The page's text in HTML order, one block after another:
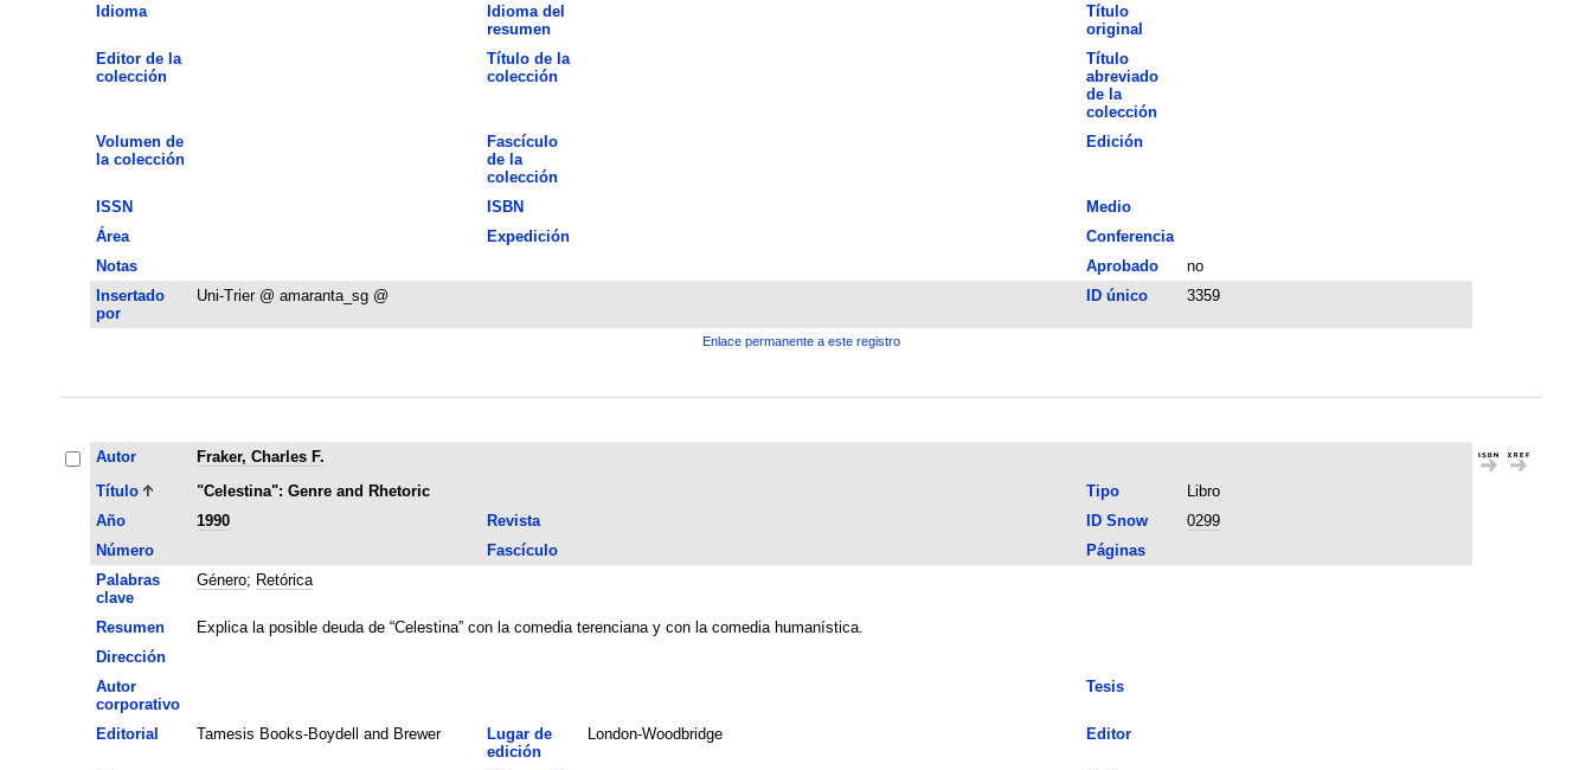
Idioma
Idioma del
resumen
Título
original
Editor de la
colección
Título de la
colección
Título
abreviado
de la
colección
Volumen de
la colección
Fascículo
de la
colección
Edición
ISSN ISBN
Medio
Área
Expedición
Conferencia
Notas
Aprobado
no
Insertado
por
Uni-Trier @ amaranta_sg @ ID único 3359
Enlace permanente a este registro
Autor
Fraker, Charles F.
Título
"Celestina": Genre and Rhetoric Tipo
Libro
Año
1990 Revista ID Snow
0299
Número
Fascículo
Páginas
Palabras
clave
Género; Retórica
Resumen
Explica la posible deuda de “Celestina” con la comedia terenciana y con la comedia humanística.
Dirección
Autor
corporativo
Tesis
Editorial Tamesis Books-Boydell and Brewer
Lugar de
edición
London-Woodbridge Editor